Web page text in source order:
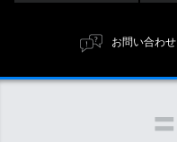
お問い合わせ